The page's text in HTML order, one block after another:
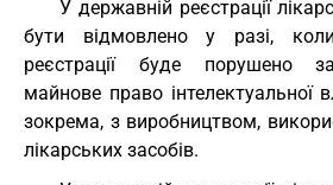
У державній реєстрації
бути відмовлено у разі,
реєстрації буде порушено
майнове право інтелектуальної
зокрема, з виробництвом,
лікарських засобів.